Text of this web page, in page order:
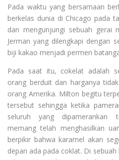
Pada waktu yang bersamaan
berkelas dunia di Chicago pada
dan mengunjungi sebuah gerai
Jerman yang dilengkapi dengan
biji kakao menjadi permen
Pada saat itu, cokelat adalah
orang berduit dan harganya
orang Amerika. Milton begitu
tersebut sehingga ketika
seluruh yang dipamerankan
memang telah menghasilkan
berpikir bahwa karamel akan
depan ada pada coklat. Di